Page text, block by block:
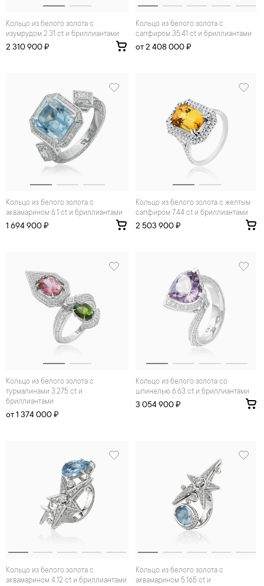
Кольцо из белого золота с
изумрудом 2.31 ct и бриллиантами
2 310 900 ₽
Кольцо из белого золота с
сапфиром 35.41 ct и бриллиантами
от 2 408 000 ₽
Кольцо из белого золота с
аквамарином 6.1 ct и бриллиантами
1 694 900 ₽
Кольцо из белого золота с желтым
сапфиром 7.44 ct и бриллиантами
2 503 900 ₽
Кольцо из белого золота с
турмалинами 3.275 ct и
бриллиантами
от 1 374 000 ₽
Кольцо из белого золота со
шпинелью 6.63 ct и бриллиантами
3 054 900 ₽
Кольцо из белого золота с
аквамарином 4.12 ct и бриллиантами
Кольцо из белого золота с
аквамарином 5.165 ct и